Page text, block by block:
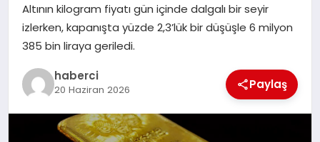
MAGAZIN
SAĞLIK
SIYASET
Altının kilogram fiyatı gün içinde dalgalı bir seyir
izlerken, kapanışta yüzde 2,3’lük bir düşüşle 6 milyon
385 bin liraya geriledi.
haberci
20 Haziran 2026 Paylaş